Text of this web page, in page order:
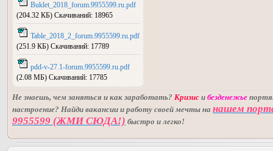
Buklet_2018_forum.9955599.ru.pdf
(204.32 КБ) Скачиваний: 18965
Table_2018_2_forum.9955599.ru.pdf
(251.9 КБ) Скачиваний: 17789
pdd-v-27.1-forum.9955599.ru.pdf
(2.08 МБ) Скачиваний: 17785
Не знаешь, чем заняться и как заработать? Кризис и безденежье
настроение? Найди вакансии и работу своей мечты на нашем
9955599 (ЖМИ СЮДА!) быстро и легко!